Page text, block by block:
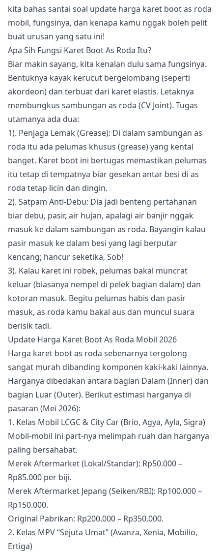
kita bahas santai soal update harga karet boot as roda
mobil, fungsinya, dan kenapa kamu nggak boleh pelit
buat urusan yang satu ini!
Apa Sih Fungsi Karet Boot As Roda Itu?
Biar makin sayang, kita kenalan dulu sama fungsinya.
Bentuknya kayak kerucut bergelombang (seperti
akordeon) dan terbuat dari karet elastis. Letaknya
membungkus sambungan as roda (CV Joint). Tugas
utamanya ada dua:
1). Penjaga Lemak (Grease): Di dalam sambungan as
roda itu ada pelumas khusus (grease) yang kental
banget. Karet boot ini bertugas memastikan pelumas
itu tetap di tempatnya biar gesekan antar besi di as
roda tetap licin dan dingin.
2). Satpam Anti-Debu: Dia jadi benteng pertahanan
biar debu, pasir, air hujan, apalagi air banjir nggak
masuk ke dalam sambungan as roda. Bayangin kalau
pasir masuk ke dalam besi yang lagi berputar
kencang; hancur seketika, Sob!
3). Kalau karet ini robek, pelumas bakal muncrat
keluar (biasanya nempel di pelek bagian dalam) dan
kotoran masuk. Begitu pelumas habis dan pasir
masuk, as roda kamu bakal aus dan muncul suara
berisik tadi.
Update Harga Karet Boot As Roda Mobil 2026
Harga karet boot as roda sebenarnya tergolong
sangat murah dibanding komponen kaki-kaki lainnya.
Harganya dibedakan antara bagian Dalam (Inner) dan
bagian Luar (Outer). Berikut estimasi harganya di
pasaran (Mei 2026):
1. Kelas Mobil LCGC & City Car (Brio, Agya, Ayla, Sigra)
Mobil-mobil ini part-nya melimpah ruah dan harganya
paling bersahabat.
Merek Aftermarket (Lokal/Standar): Rp50.000 –
Rp85.000 per biji.
Merek Aftermarket Jepang (Seiken/RBI): Rp100.000 –
Rp150.000.
Original Pabrikan: Rp200.000 – Rp350.000.
2. Kelas MPV “Sejuta Umat” (Avanza, Xenia, Mobilio,
Ertiga)